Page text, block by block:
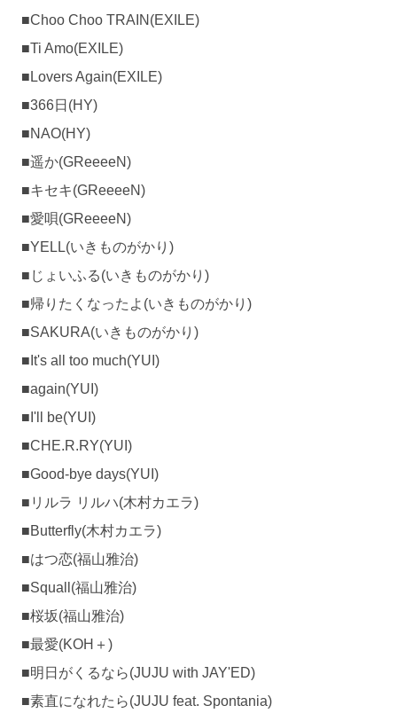
■Choo Choo TRAIN(EXILE)
■Ti Amo(EXILE)
■Lovers Again(EXILE)
■366日(HY)
■NAO(HY)
■遥か(GReeeeN)
■キセキ(GReeeeN)
■愛唄(GReeeeN)
■YELL(いきものがかり)
■じょいふる(いきものがかり)
■帰りたくなったよ(いきものがかり)
■SAKURA(いきものがかり)
■It's all too much(YUI)
■again(YUI)
■I'll be(YUI)
■CHE.R.RY(YUI)
■Good-bye days(YUI)
■リルラ リルハ(木村カエラ)
■Butterfly(木村カエラ)
■はつ恋(福山雅治)
■Squall(福山雅治)
■桜坂(福山雅治)
■最愛(KOH＋)
■明日がくるなら(JUJU with JAY'ED)
■素直になれたら(JUJU feat. Spontania)